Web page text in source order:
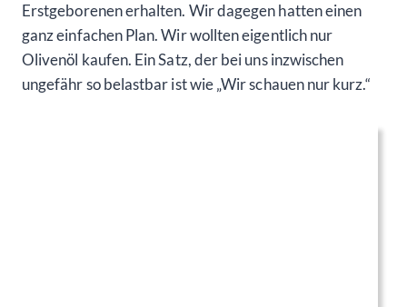
Erstgeborenen erhalten. Wir dagegen hatten einen
ganz einfachen Plan. Wir wollten eigentlich nur
Olivenöl kaufen. Ein Satz, der bei uns inzwischen
ungefähr so belastbar ist wie „Wir schauen nur kurz.“